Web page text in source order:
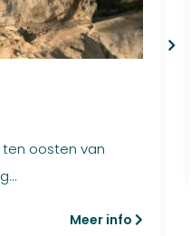
ten oosten van
Meer info